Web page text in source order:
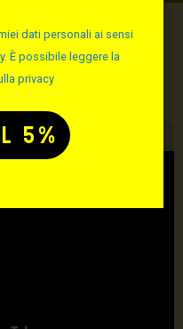
dati personali ai sensi
È possibile leggere la
privacy